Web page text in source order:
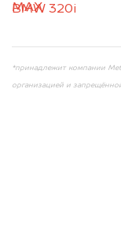
BMW 320i
MAXили на
*принадлежит компании
организацией и